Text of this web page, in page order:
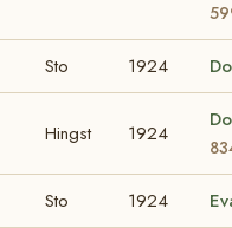
Sto 1924
Hingst 1924
Sto 1924